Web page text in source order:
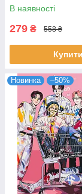
В наявності
279 ₴ 558 ₴
Купити
Новинка –50%